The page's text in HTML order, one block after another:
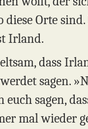
diese Orte
Irland.
dass
sagen.
sagen,
mal wieder